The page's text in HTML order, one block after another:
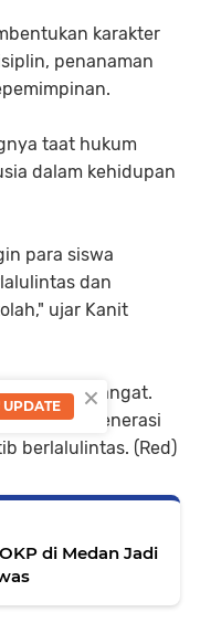
karakter
penanaman
taat hukum
dalam kehidupan
para siswa
dan
ujar Kanit
semangat.
generasi
berlalulintas. (Red)
di Medan Jadi
×
UPDATE